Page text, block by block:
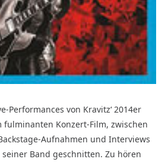
Performances von Kravitz‘ 2014er
fulminanten Konzert-Film, zwischen
Aufnahmen und Interviews
Band geschnitten. Zu hören